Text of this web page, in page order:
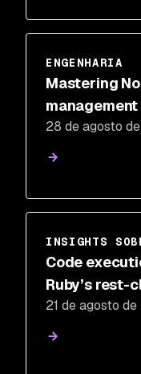
ENGENHARIA
Mastering
sources like
28 de agosto
INSIGHTS
Code
Ruby’s rest-
21 de agosto de